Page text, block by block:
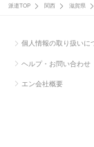
派遣TOP 関西 滋賀県
個人情報の取り扱いに
ヘルプ・お問い合わせ
エン会社概要